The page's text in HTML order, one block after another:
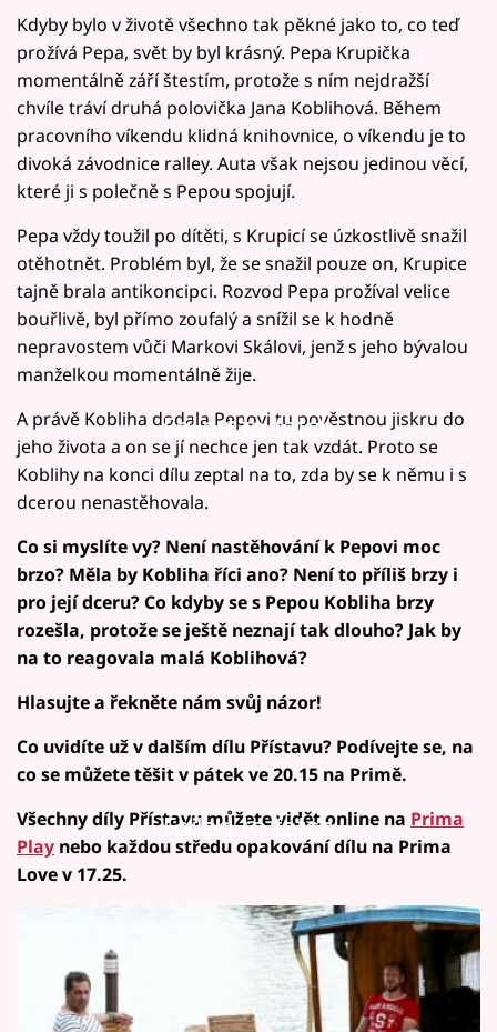
Kdyby bylo v životě všechno tak pěkné jako to, co teď
prožívá Pepa, svět by byl krásný. Pepa Krupička
momentálně září štestím, protože s ním nejdražší
chvíle tráví druhá polovička Jana Koblihová. Během
pracovního víkendu klidná knihovnice, o víkendu je to
divoká závodnice ralley. Auta však nejsou jedinou věcí,
které ji s polečně s Pepou spojují.
Pepa vždy toužil po dítěti, s Krupicí se úzkostlivě snažil
otěhotnět. Problém byl, že se snažil pouze on, Krupice
tajně brala antikoncipci. Rozvod Pepa prožíval velice
bouřlivě, byl přímo zoufalý a snížil se k hodně
nepravostem vůči Markovi Skálovi, jenž s jeho bývalou
manželkou momentálně žije.
Failed to fetch
A právě Kobliha dodala Pepovi tu pověstnou jiskru do
jeho života a on se jí nechce jen tak vzdát. Proto se
Koblihy na konci dílu zeptal na to, zda by se k němu i s
dcerou nenastěhovala.
Co si myslíte vy? Není nastěhování k Pepovi moc
brzo? Měla by Kobliha říci ano? Není to příliš brzy i
pro její dceru? Co kdyby se s Pepou Kobliha brzy
rozešla, protože se ještě neznají tak dlouho? Jak by
na to reagovala malá Koblihová?
Hlasujte a řekněte nám svůj názor!
Co uvidíte už v dalším dílu Přístavu? Podívejte se, na
co se můžete těšit v pátek ve 20.15 na Primě.
Failed to fetch
Všechny díly Přístavu můžete vidět online na Prima
Play nebo každou středu opakování dílu na Prima
Love v 17.25.